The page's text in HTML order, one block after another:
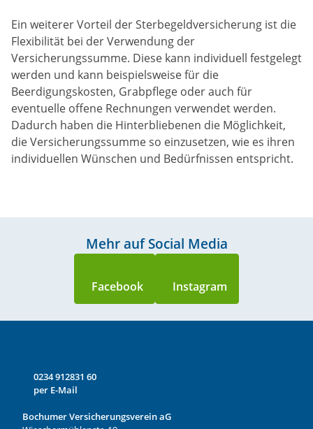
Ein weiterer Vorteil der Sterbegeldversicherung ist die
Flexibilität bei der Verwendung der
Versicherungssumme. Diese kann individuell festgelegt
werden und kann beispielsweise für die
Beerdigungskosten, Grabpflege oder auch für
eventuelle offene Rechnungen verwendet werden.
Dadurch haben die Hinterbliebenen die Möglichkeit,
die Versicherungssumme so einzusetzen, wie es ihren
individuellen Wünschen und Bedürfnissen entspricht.
Mehr auf Social Media
0234 912831 60
per E-Mail
Bochumer Versicherungsverein aG